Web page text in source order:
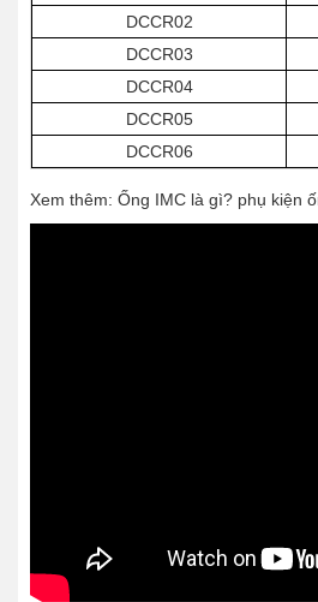
DCCR02
DCCR03
DCCR04
DCCR05
DCCR06
Xem thêm: Ống IMC là gì? phụ kiện